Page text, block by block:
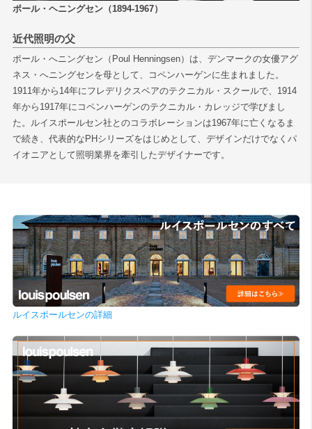
ポール・ヘニングセン（1894-1967）
近代照明の父
ポール・へニングセン（Poul Henningsen）は、デンマークの女優アグ
ネス・へニングセンを母として、コペンハーゲンに生まれました。
1911年から14年にフレデリクスベアのテクニカル・スクールで、1914
年から1917年にコペンハーゲンのテクニカル・カレッジで学びまし
た。ルイスポールセン社とのコラボレーションは1967年に亡くなるま
で続き、代表的なPHシリーズをはじめとして、デザインだけでなくパ
イオニアとして照明業界を牽引したデザイナーです。
ルイスポールセンの詳細